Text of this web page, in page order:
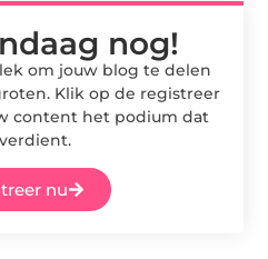
nog!
om jouw blog te delen
Klik op de registreer
content het podium dat
nu